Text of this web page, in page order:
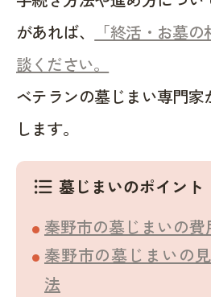
があれば、
「終活・お墓
談ください。
ベテランの墓じまい専門
します。
format_list_bulleted 墓じまいのポイント
秦野市の墓じまいの費
秦野市の墓じまいの
法